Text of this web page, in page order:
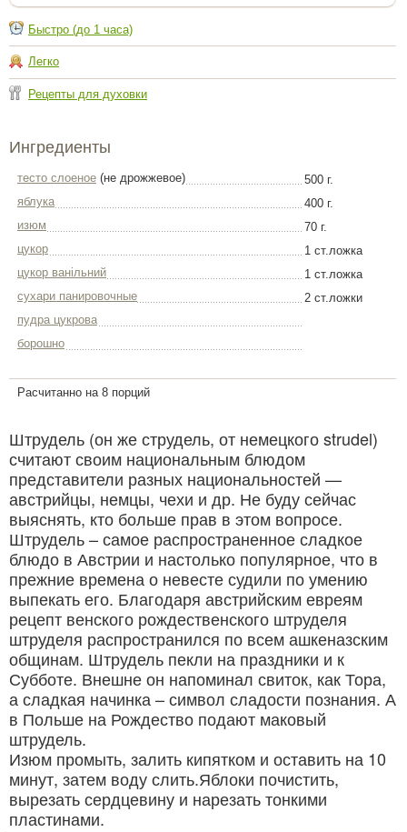
Быстро (до 1 часа)
Легко
Рецепты для духовки
Ингредиенты
тесто слоеное (не дрожжевое)
500 г.
яблука
400 г.
изюм
70 г.
цукор
1 ст.ложка
цукор ванільний
1 ст.ложка
сухари панировочные
2 ст.ложки
пудра цукрова
борошно
Расчитанно на 8 порций
Штрудель (он же струдель, от немецкого strudel)
считают своим национальным блюдом
представители разных национальностей —
австрийцы, немцы, чехи и др. Не буду сейчас
выяснять, кто больше прав в этом вопросе.
Штрудель – самое распространенное сладкое
блюдо в Австрии и настолько популярное, что в
прежние времена о невесте судили по умению
выпекать его. Благодаря австрийским евреям
рецепт венского рождественского штруделя
штруделя распространился по всем ашкеназским
общинам. Штрудель пекли на праздники и к
Субботе. Внешне он напоминал свиток, как Тора,
а сладкая начинка – символ сладости познания. А
в Польше на Рождество подают маковый
штрудель.
Изюм промыть, залить кипятком и оставить на 10
минут, затем воду слить.Яблоки почистить,
вырезать сердцевину и нарезать тонкими
пластинами.